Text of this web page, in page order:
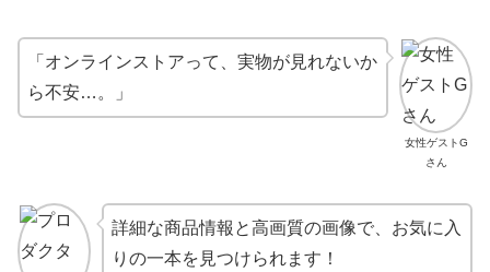
女性ゲストG
さん
「オンラインストアって、実物が見れないか
ら不安…。」
詳細な商品情報と高画質の画像で、お気に入
りの一本を見つけられます！